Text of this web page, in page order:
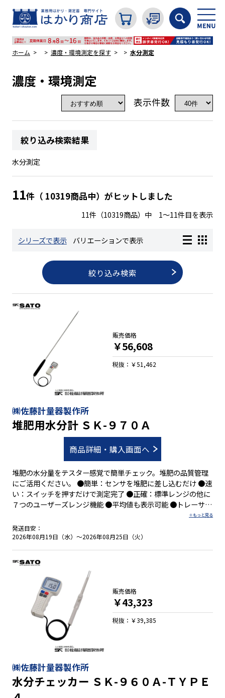
カテゴリから探す
レベル・勾配測定
オプション
ホーム 濃度・環境測定を探す 水分測定
濃度・環境測定
表示件数
絞り込み検索結果
水分測定
11件（ 10319商品中）がヒットしました
11件（10319商品）中 1～11件目を表示
シリーズで表示 バリエーションで表示
絞り込み検索
㈱佐藤計量器製作所
堆肥用水分計 ＳＫ-９７０Ａ
商品詳細・購入画面へ
堆肥の水分量をテスター感覚で簡単チェック。堆肥の品質管理
にご活用ください。 ●簡単：センサを堆肥に差し込むだけ ●速
い：スイッチを押すだけで測定完了 ●正確：標準レンジの他に
７つのユーザーズレンジ機能 ●平均値も表示可能 ●トレーサビ
発送目安：
2026年08月19日（水）～2026年08月25日（火）
販売価格
￥56,608
税抜：￥51,462
㈱佐藤計量器製作所
水分チェッカー ＳＫ-９６０Ａ-ＴＹＰＥ
販売価格
￥43,323
税抜：￥39,385